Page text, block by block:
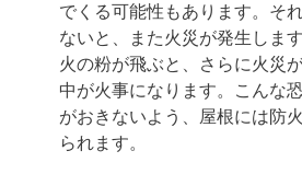
でくる可能性もあります。そ
ないと、また火災が発生しま
火の粉が飛ぶと、さらに火災
中が火事になります。こんな
がおきないよう、屋根には防
られます。